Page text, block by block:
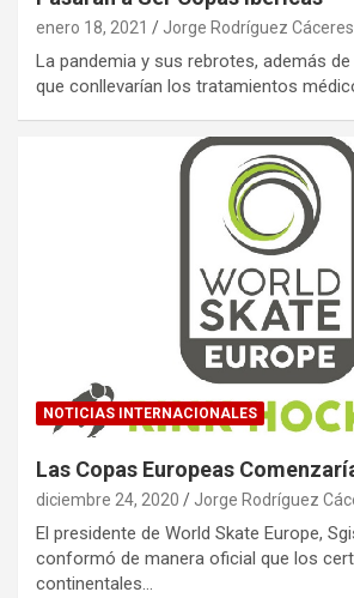
enero 18, 2021 Jorge Rodríguez Cáceres
La pandemia y sus rebrotes, además
que conllevarían los tratamientos
NOTICIAS INTERNACIONALES
Las Copas Europeas
diciembre 24, 2020 Jorge Rodríguez
El presidente de World Skate Europe,
conformó de manera oficial que los
continentales…